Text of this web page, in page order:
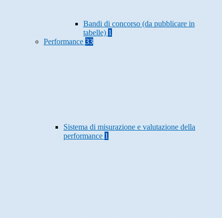
Bandi di concorso (da pubblicare in
tabelle) 1
Performance 33
Sistema di misurazione e valutazione della
performance 1